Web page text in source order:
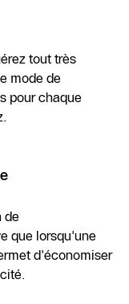
tout très
mode de
pour chaque
de
que lorsqu'une
d'économiser